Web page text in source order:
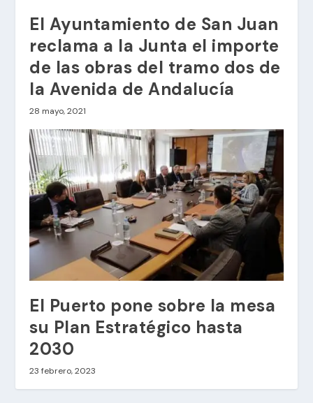
El Ayuntamiento de San Juan
reclama a la Junta el importe
de las obras del tramo dos de
la Avenida de Andalucía
28 mayo, 2021
El Puerto pone sobre la mesa
su Plan Estratégico hasta
2030
23 febrero, 2023